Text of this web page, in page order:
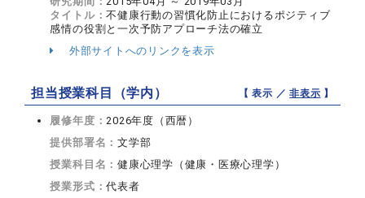
タイトル：不健康行動の習慣化防止におけるポジティブ
感情の役割と一次予防アプローチ法の確立
外部サイトへのリンクを表示
担当授業科目（学内） 【 表示 ／非表示 】
履修年度：2026年度（西暦）
提供部署名：文学部
授業科目名：健康心理学（健康・医療心理学）
授業形式：代表者